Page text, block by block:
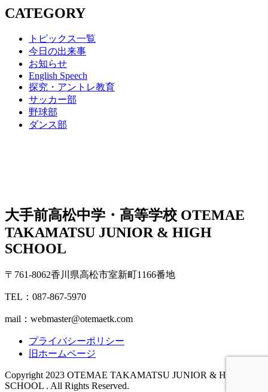
CATEGORY
トピックス一覧
今日の出来事
お知らせ
English Speech
探究・アントレ教育
サッカー部
野球部
ダンス部
大手前高松中学・高等学校 OTEMAE
TAKAMATSU JUNIOR & HIGH
SCHOOL
〒761-8062香川県高松市室新町1166番地
TEL：087-867-5970
mail：webmaster@otemaetk.com
プライバシーポリシー
旧ホームページ
Copyright 2023 OTEMAE TAKAMATSU JUNIOR & HIGH
SCHOOL . All Rights Reserved.